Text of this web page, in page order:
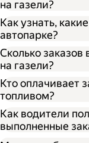
на газели?
Как узнать,
автопарке?
Сколько заказов
на газели?
Кто оплачивает
топливом?
Как водители
выполненные